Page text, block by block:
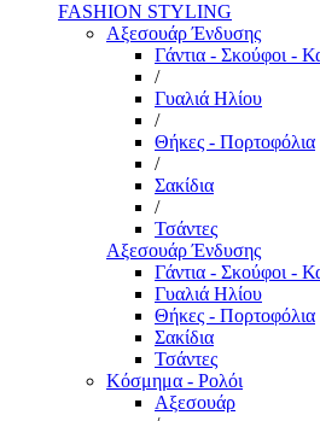
FASHION STYLING
Αξεσουάρ Ένδυσης
Γάντια - Σκούφοι -
/
Γυαλιά Ηλίου
/
Θήκες - Πορτοφόλια
/
Σακίδια
/
Τσάντες
Αξεσουάρ Ένδυσης
Γάντια - Σκούφοι -
Γυαλιά Ηλίου
Θήκες - Πορτοφόλια
Σακίδια
Τσάντες
Κόσμημα - Ρολόι
Αξεσουάρ